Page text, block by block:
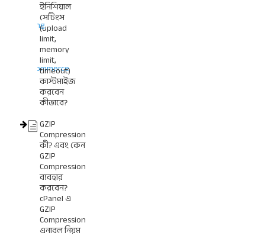
Landing
WooCommerce
ইনিশিয়াল
সেটিংস
(upload
limit,
memory
limit,
timeout)
কাস্টমাইজ
করবেন
কীভাবে?
GZIP
Compression
কী? এবং কেন
GZIP
Compression
ব্যবহার
করবেন?
cPanel এ
GZIP
Compression
এনাবল নিয়ম